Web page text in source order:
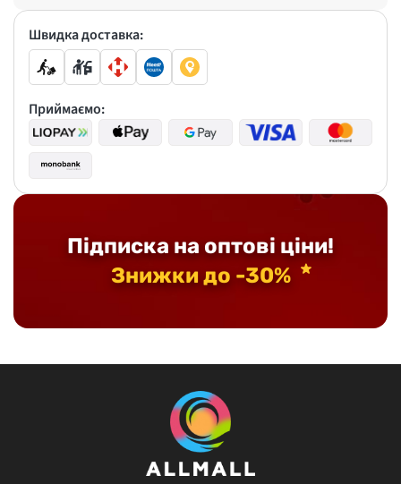
Підписка на оптові ціни!
Знижки до -30%
Швидка доставка:
Приймаємо: